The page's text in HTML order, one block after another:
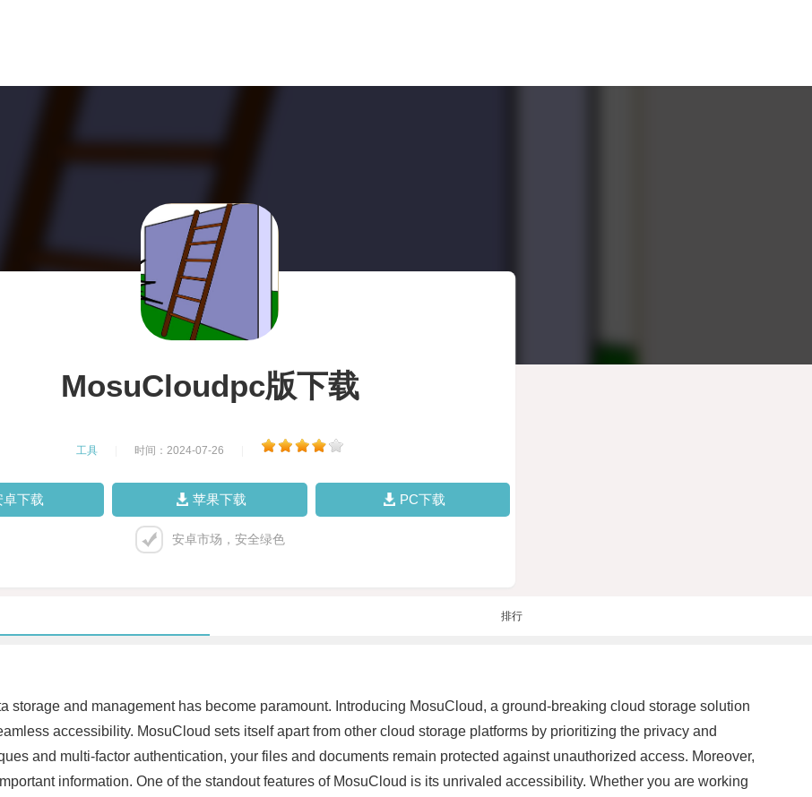
MosuCloudpc版下载
工具 时间：2024-07-26
卓下载 苹果下载 PC下载
安卓市场，安全绿色
排行
storage and management has become paramount. Introducing MosuCloud, a ground-breaking cloud storage solution
accessibility. MosuCloud sets itself apart from other cloud storage platforms by prioritizing the privacy and
and multi-factor authentication, your files and documents remain protected against unauthorized access. Moreover,
information. One of the standout features of MosuCloud is its unrivaled accessibility. Whether you are working